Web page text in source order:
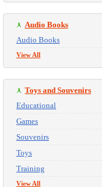
Audio Books
Audio Books
View All
Toys and Souvenirs
Educational
Games
Souvenirs
Toys
Training
View All